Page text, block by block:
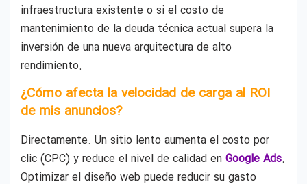
infraestructura existente o si el costo de
mantenimiento de la deuda técnica actual supera la
inversión de una nueva arquitectura de alto
rendimiento.
¿Cómo afecta la velocidad de carga al ROI
de mis anuncios?
Directamente. Un sitio lento aumenta el costo por
clic (CPC) y reduce el nivel de calidad en Google Ads.
Optimizar el diseño web puede reducir su gasto